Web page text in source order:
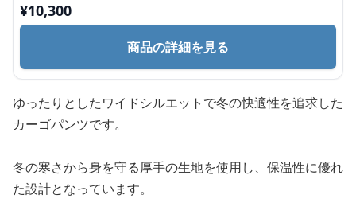
¥10,300
商品の詳細を見る
ゆったりとしたワイドシルエットで冬の快適性を追求した
カーゴパンツです。
冬の寒さから身を守る厚手の生地を使用し、保温性に優れ
た設計となっています。